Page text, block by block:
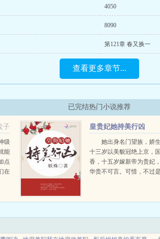
4050
8090
第121章 春又换一
查看更多章节...
已完结热门小说推荐
子
级
能
点
在
皇贵妃她持美行凶
她出身名门望族，娇
十三岁以美貌冠绝上京，
香，十五岁嫁新帝为贵妃
华贵不可言。可惜，不过
灰，最后还被那无良渣帝...